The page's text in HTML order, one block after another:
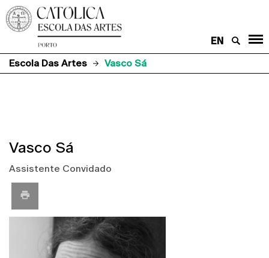
EN
Escola Das Artes
Vasco Sá
Vasco Sá
Assistente Convidado